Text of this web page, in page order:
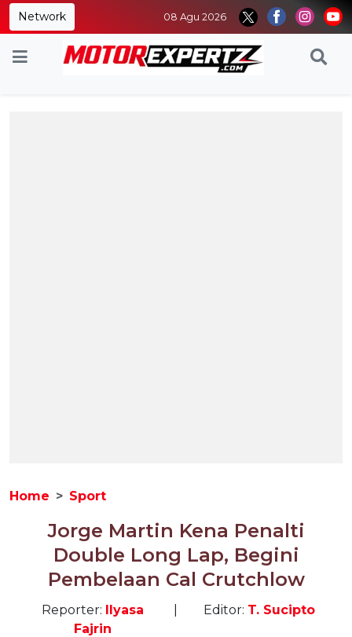
Network 08 Agu 2026
Home Sport
Jorge Martin Kena Penalti
Double Long Lap, Begini
Pembelaan Cal Crutchlow
Reporter: Ilyasa
Fajrin
Editor: T. Sucipto